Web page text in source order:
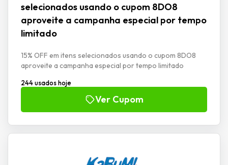
selecionados usando o cupom 8DO8
aproveite a campanha especial por tempo
limitado
15% OFF em itens selecionados usando o cupom 8DO8
aproveite a campanha especial por tempo limitado
244 usados hoje
Ver Cupom